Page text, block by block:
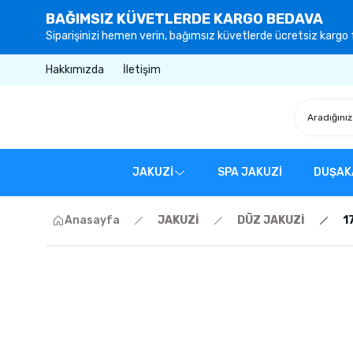
BAĞIMSIZ KÜVETLERDE KARGO BEDAVA
Siparişinizi hemen verin, bağımsız küvetlerde ücretsiz kargo
Hakkımızda İletişim
JAKUZİ SPA JAKUZİ
Anasayfa JAKUZİ DÜZ JAKUZİ